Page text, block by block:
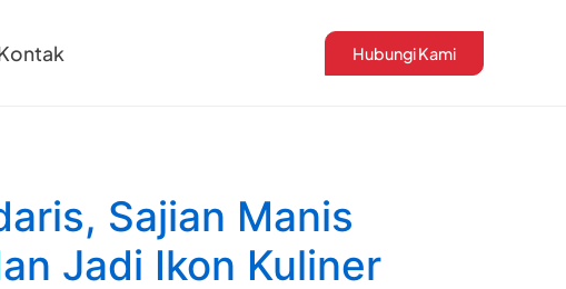
Hubungi Kami
Sajian Manis
Jadi Ikon Kuliner